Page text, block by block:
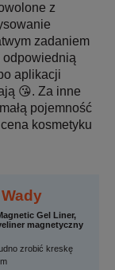
z
zadaniem
odpowiednią
aplikacji
😘. Za inne
pojemność
kosmetyku
Wady
Gel Liner,
magnetyczny
zrobić kreskę